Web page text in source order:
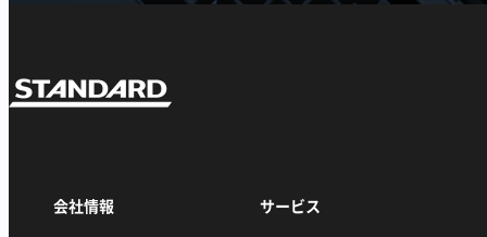
会社情報 サービス